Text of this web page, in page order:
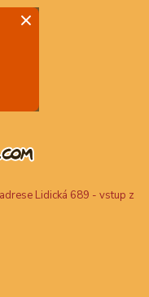
Lidická 689 - vstup z